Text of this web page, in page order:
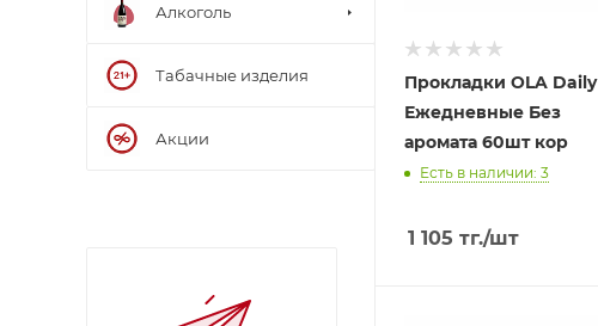
Прокладки OLA Daily
Ежедневные Без
аромата 60шт кор
Есть в наличии: 3
1 105 тг./шт
Алкоголь
Табачные изделия
Акции